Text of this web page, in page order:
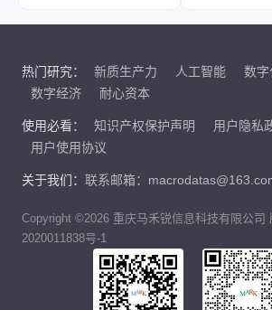
热门研究： 新质生产力 人工智能
数字
数字经济
耐心资本
使用必看： 知识产权保护声明
用户隐私
用户使用协议
关于我们： 联系邮箱：
Copyright ©2026 重庆马禾锐信息科技有限公司
2020011838号-1